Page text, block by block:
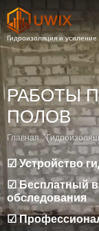
РАБОТЫ
ПОЛОВ
Главная
☑ Устройство
☑ Бесплатный
обследования
☑